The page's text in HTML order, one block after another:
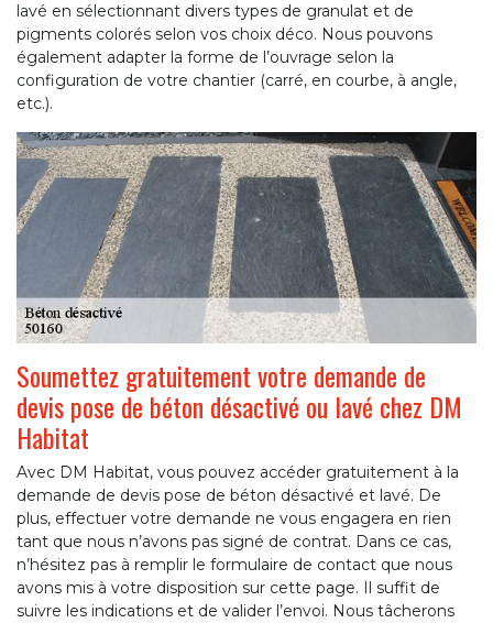
lavé en sélectionnant divers types de granulat et de
pigments colorés selon vos choix déco. Nous pouvons
également adapter la forme de l’ouvrage selon la
configuration de votre chantier (carré, en courbe, à angle,
etc.).
Soumettez gratuitement votre demande de
devis pose de béton désactivé ou lavé chez DM
Habitat
Avec DM Habitat, vous pouvez accéder gratuitement à la
demande de devis pose de béton désactivé et lavé. De
plus, effectuer votre demande ne vous engagera en rien
tant que nous n’avons pas signé de contrat. Dans ce cas,
n’hésitez pas à remplir le formulaire de contact que nous
avons mis à votre disposition sur cette page. Il suffit de
suivre les indications et de valider l’envoi. Nous tâcherons